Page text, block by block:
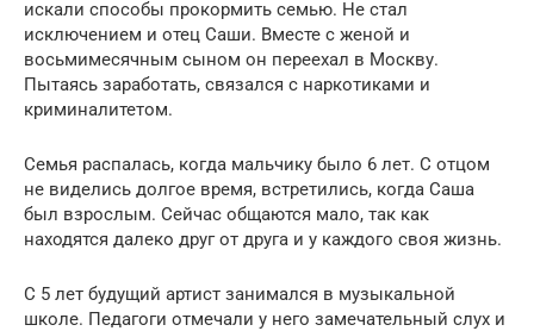
искали способы прокормить семью. Не стал
исключением и отец Саши. Вместе с женой и
восьмимесячным сыном он переехал в Москву.
Пытаясь заработать, связался с наркотиками и
криминалитетом.
Семья распалась, когда мальчику было 6 лет. С отцом
не виделись долгое время, встретились, когда Саша
был взрослым. Сейчас общаются мало, так как
находятся далеко друг от друга и у каждого своя жизнь.
С 5 лет будущий артист занимался в музыкальной
школе. Педагоги отмечали у него замечательный слух и